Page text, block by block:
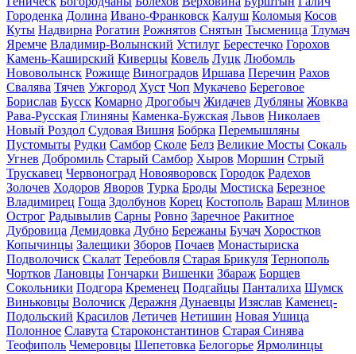
Городенка Долина Ивано-Франковск Калуш Коломыя Косов
Куты Надвирна Рогатин Рожнятов Снятын Тысменица Тлумач
Яремче Владимир-Волынский Устилуг Берестечко Горохов
Камень-Каширский Киверцы Ковель Луцк Любомль
Нововолынск Рожище Виноградов Иршава Перечин Рахов
Свалява Тячев Ужгород Хуст Чоп Мукачево Береговое
Борислав Бусск Комарно Дрогобыч Жидачев Дубляны Жовква
Рава-Русская Глиняны Каменка-Бужская Львов Николаев
Новый Роздол Судовая Вишня Бобрка Перемышляны
Пустомыты Рудки Самбор Сколе Белз Великие Мосты Сокаль
Угнев Добромиль Старый Самбор Хыров Моршин Стрый
Трускавец Червоноград Новояворовск Городок Радехов
Золочев Ходоров Яворов Турка Броды Мостиска Березное
Владимирец Гоща Здолбунов Корец Костополь Вараш Млинов
Острог Радывылив Сарны Ровно Заречное Ракитное
Дубровица Демидовка Дубно Бережаны Бучач Хоростков
Копычинцы Залещики Зборов Почаев Монастыриска
Подволочиск Скалат Теребовля Старая Брикуля Тернополь
Чортков Лановцы Гончарки Вишенки Збараж Борщев
Сокольники Подгора Кременец Подгайцы Панталиха Шумск
Виньковцы Волочиск Деражня Дунаевцы Изяслав Каменец-
Подольский Красилов Летичев Нетишин Новая Ушица
Полонное Славута Староконстантинов Старая Синява
Теофиполь Чемеровцы Шепетовка Белогорье Ярмолинцы